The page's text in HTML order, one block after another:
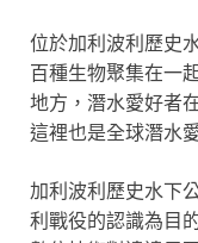
位於加利波利歷史
百種生物聚集在一
地方，潛水愛好者
這裡也是全球潛水
加利波利歷史水下
利戰役的認識為目